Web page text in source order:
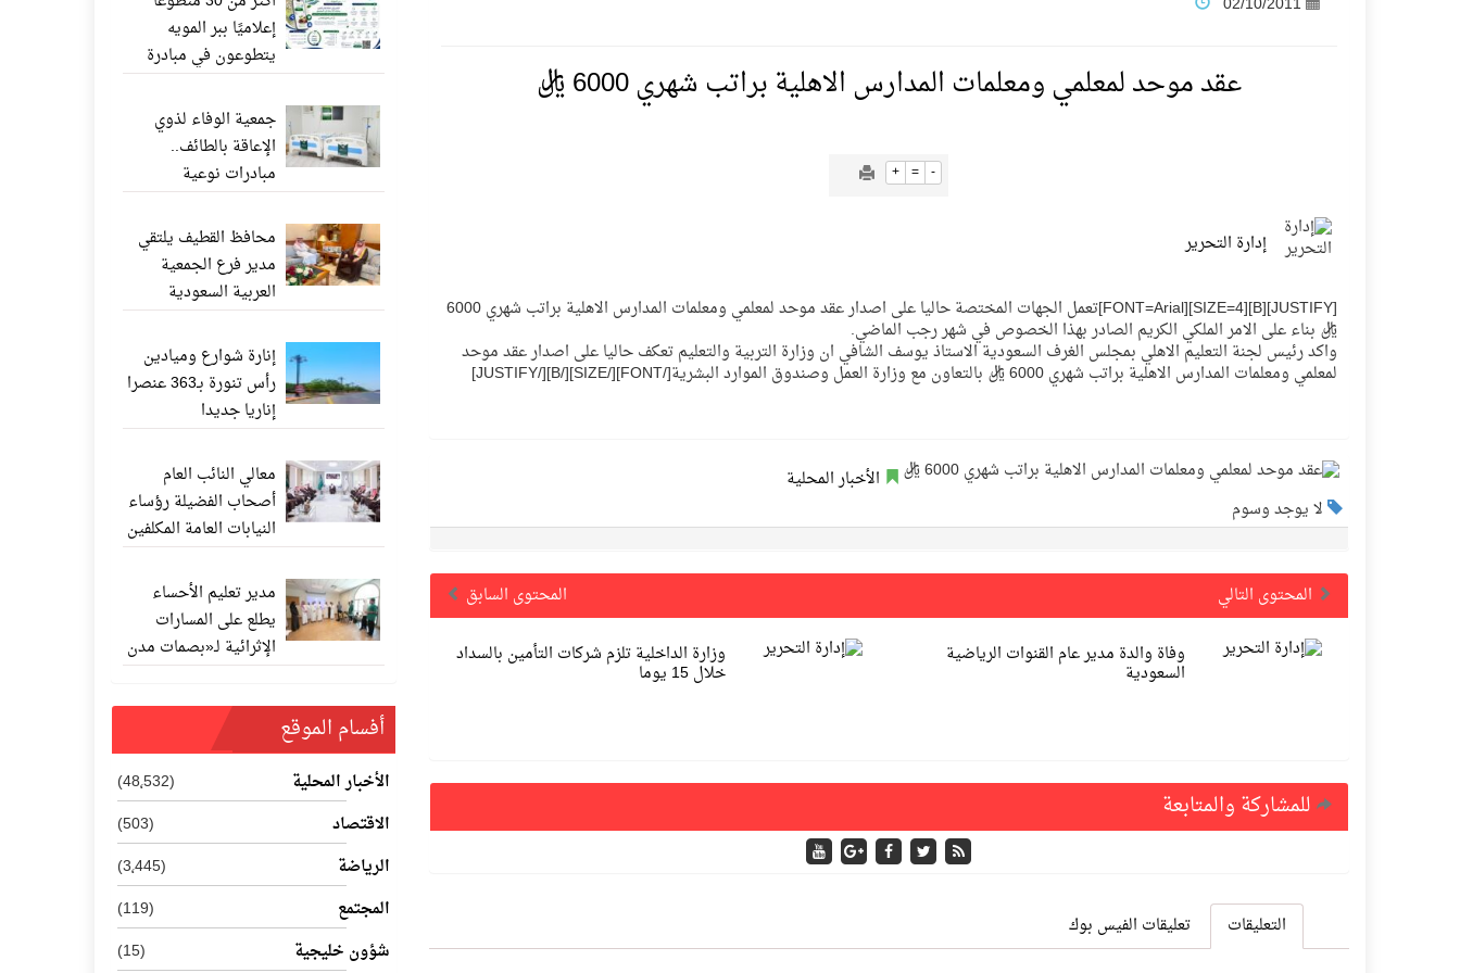
فنّ المكاتب للتجارة توقّع اتفاقية شراكة مع أكاديمية الهلال
تنافس قوي بين كبرى الإسطبلات في ثاني أسابيع موسم سباقات الرياض
سيل الخير يروي ملاعب الكوكب
كأس العالم للرياضات الإلكترونية شاهد على ريادة المملكة والنهضة الشاملة فيها
المنتخب السعودي ينافس (64) دولة في أولمبياد الفلك والفيزياء الفلكية الدولي بالهند
إعلاميًا ببر المويه
يتطوعون في مبادرة
«ناشر الخير» عبر
واتساب
جمعية الوفاء لذوي
الإعاقة بالطائف..
مبادرات نوعية
وإنجازات إنسانية تعزز
جودة الحياة
محافظ القطيف يلتقي
مدير فرع الجمعية
العربية السعودية
للثقافة والفنون بالدمام
إنارة شوارع وميادين
رأس تنورة بـ363 عنصرا
إناريا جديدا
معالي النائب العام
أصحاب الفضيلة رؤساء
النيابات العامة المكلفين
حديثًا
مدير تعليم الأحساء
يطلع على المسارات
الإثرائية لـ«بصمات مدن
المستقبل 202
أفسام الموقع
الأخبار المحلية
(48٬532)
الاقتصاد
(503)
الرياضة
(3٬445)
المجتمع
(119)
شؤون خليجية
(15)
عقد موحد لمعلمي ومعلمات المدارس الاهلية براتب شهري 6000 ريال
+ = -
إدارة التحرير
[JUSTIFY][B][SIZE=4][FONT=Arial]تعمل الجهات المختصة حاليا على اصدار عقد موحد لمعلمي ومعلمات المدارس الاهلية براتب شهري 6000
ريال بناء على الامر الملكي الكريم الصادر بهذا الخصوص في شهر رجب الماضي.
واكد رئيس لجنة التعليم الاهلي بمجلس الغرف السعودية الاستاذ يوسف الشافي ان وزارة التربية والتعليم تعكف حاليا على اصدار عقد موحد
لمعلمي ومعلمات المدارس الاهلية براتب شهري 6000 ريال بالتعاون مع وزارة العمل وصندوق الموارد البشرية[/FONT][/SIZE][/B][/JUSTIFY]
الأخبار المحلية
لا يوجد وسوم
المحتوى السابق
المحتوى التالي
وزارة الداخلية تلزم شركات التأمين بالسداد
خلال 15 يوما
وفاة والدة مدير عام القنوات الرياضية
السعودية
للمشاركة والمتابعة
التعليقات تعليقات الفيس بوك